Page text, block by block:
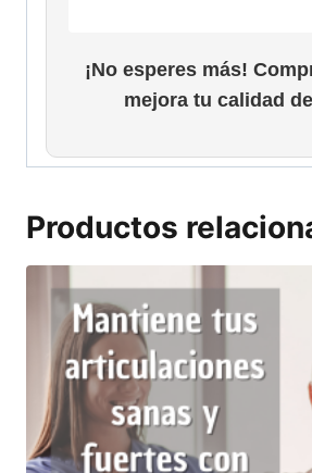
¡No esperes más!
mejora tu calidad
Productos